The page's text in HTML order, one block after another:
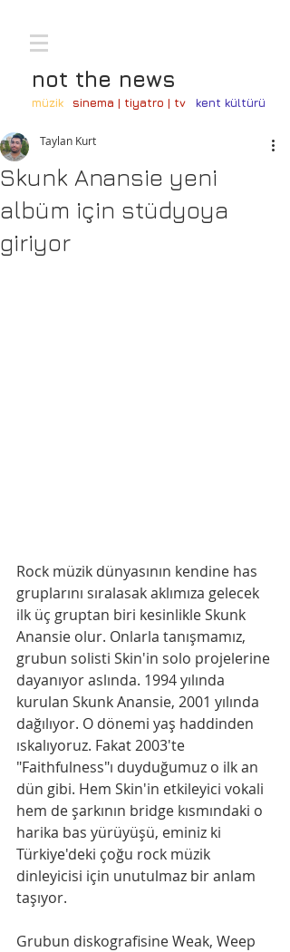
not the news
müzik sinema | tiyatro | tv kent kültürü
Skunk Anansie yeni
albüm için stüdyoya
giriyor
Taylan Kurt
Rock müzik dünyasının kendine has
gruplarını sıralasak aklımıza gelecek
ilk üç gruptan biri kesinlikle Skunk
Anansie olur. Onlarla tanışmamız,
grubun solisti Skin'in solo projelerine
dayanıyor aslında. 1994 yılında
kurulan Skunk Anansie, 2001 yılında
dağılıyor. O dönemi yaş haddinden
ıskalıyoruz. Fakat 2003'te
"Faithfulness"ı duyduğumuz o ilk an
dün gibi. Hem Skin'in etkileyici vokali
hem de şarkının bridge kısmındaki o
harika bas yürüyüşü, eminiz ki
Türkiye'deki çoğu rock müzik
dinleyicisi için unutulmaz bir anlam
taşıyor.
Grubun diskografisine Weak, Weep